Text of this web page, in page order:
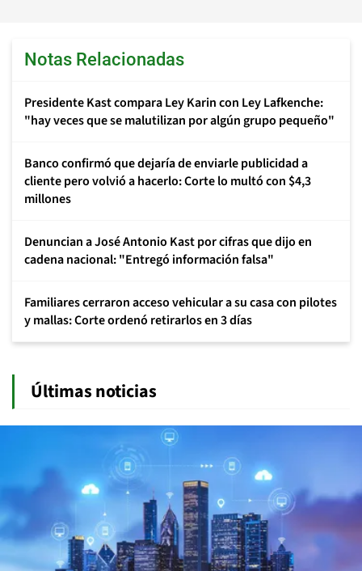
Notas Relacionadas
Presidente Kast compara Ley Karin con Ley Lafkenche:
"hay veces que se malutilizan por algún grupo pequeño"
Banco confirmó que dejaría de enviarle publicidad a
cliente pero volvió a hacerlo: Corte lo multó con $4,3
millones
Denuncian a José Antonio Kast por cifras que dijo en
cadena nacional: "Entregó información falsa"
Familiares cerraron acceso vehicular a su casa con pilotes
y mallas: Corte ordenó retirarlos en 3 días
Últimas noticias